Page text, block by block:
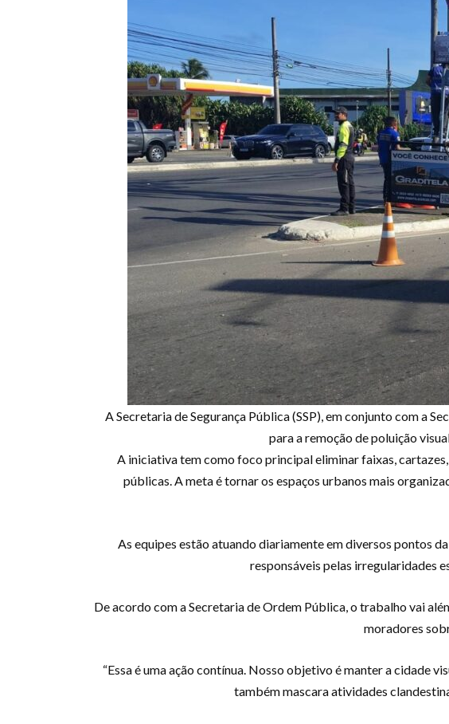
A Secretaria de Segurança Pública (SSP), em conjunto com a
para a remoção de poluição
A iniciativa tem como foco principal eliminar faixas,
públicas. A meta é tornar os espaços urbanos mais
As equipes estão atuando diariamente em diversos pontos
responsáveis pelas irregularidades
De acordo com a Secretaria de Ordem Pública, o trabalho vai
moradores
“Essa é uma ação contínua. Nosso objetivo é manter a cidade
também mascara atividades